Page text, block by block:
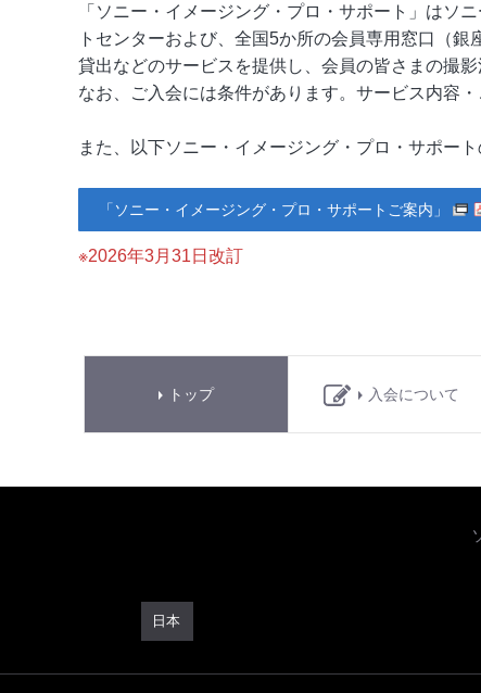
「ソニー・イメージング・プロ・サポート」はソ
トセンターおよび、全国5か所の会員専用窓口（
貸出などのサービスを提供し、会員の皆さまの撮影
なお、ご入会には条件があります。サービス内容
また、以下ソニー・イメージング・プロ・サポー
「ソニー・イメージング・プロ・サポートご案内」
※2026年3月31日改訂
トップ 入会について
日本